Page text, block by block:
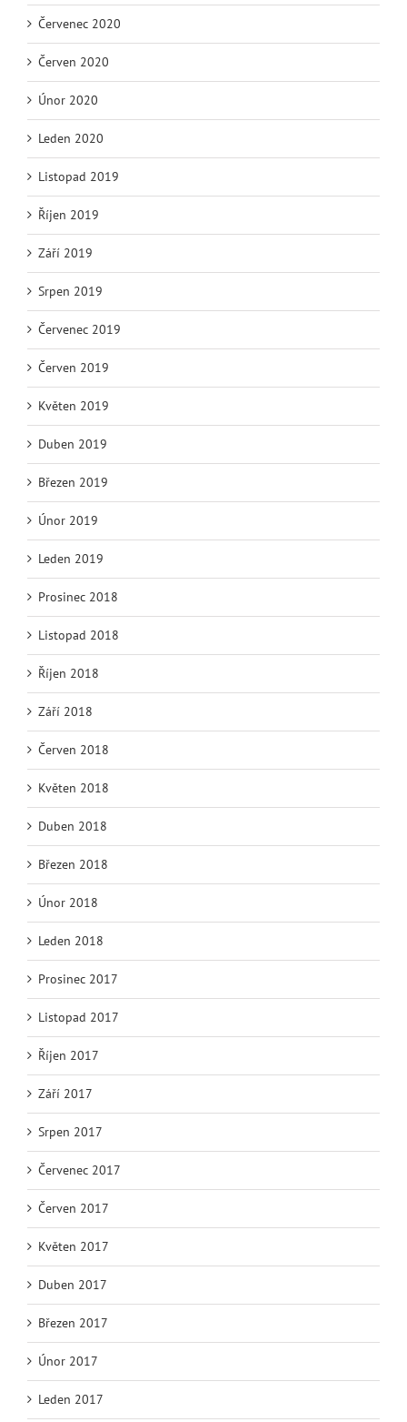
Červenec 2020
Červen 2020
Únor 2020
Leden 2020
Listopad 2019
Říjen 2019
Září 2019
Srpen 2019
Červenec 2019
Červen 2019
Květen 2019
Duben 2019
Březen 2019
Únor 2019
Leden 2019
Prosinec 2018
Listopad 2018
Říjen 2018
Září 2018
Červen 2018
Květen 2018
Duben 2018
Březen 2018
Únor 2018
Leden 2018
Prosinec 2017
Listopad 2017
Říjen 2017
Září 2017
Srpen 2017
Červenec 2017
Červen 2017
Květen 2017
Duben 2017
Březen 2017
Únor 2017
Leden 2017